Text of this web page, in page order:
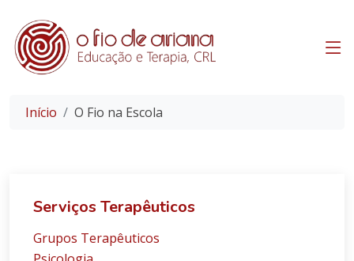
Início O Fio na Escola
Serviços Terapêuticos
Grupos Terapêuticos